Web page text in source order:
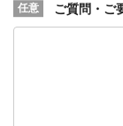
ご質問・ご